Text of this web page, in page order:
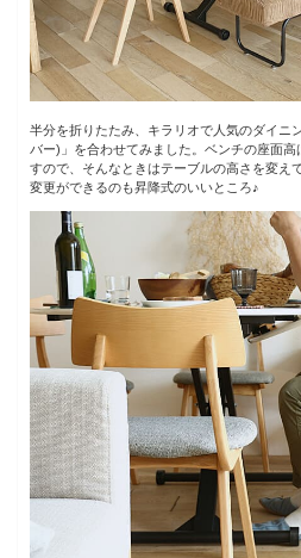
半分を折りたたみ、キラリオで人気のダイニ
バー)」を合わせてみました。ベンチの座面
すので、そんなときはテーブルの高さを変え
変更ができるのも昇降式のいいところ♪